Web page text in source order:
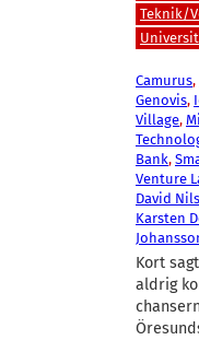
Teknik/
Camurus,
Genovis,
Village,
Bank,
Venture
David
Karsten
Kort
aldrig